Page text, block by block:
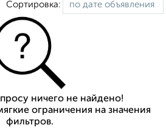
Сортировка:
ничего не найдено!
ограничения на значения
фильтров.